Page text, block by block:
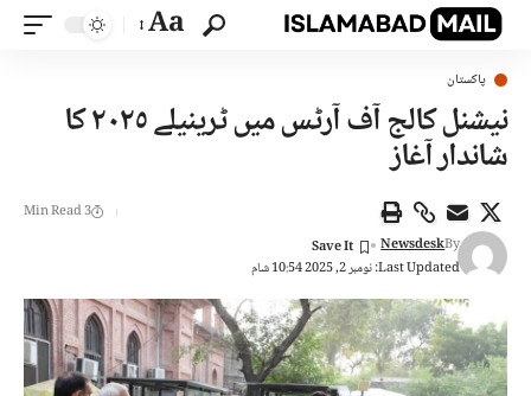
Aa
پاکستان
نیشنل کالج آف آرٹس میں ٹرینیلے ٢٠٢٥ کا
شاندار آغاز
Last Updated: نومبر 2, 2025 10:54 شام
By
Newsdesk
3 Min Read